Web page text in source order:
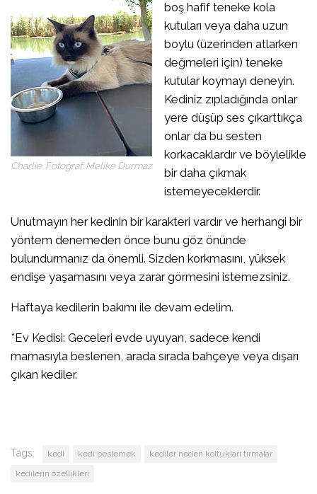
Charlie. Fotoğraf: Melike Durmaz
boş hafif teneke kola
kutuları veya daha uzun
boylu (üzerinden atlarken
değmeleri için) teneke
kutular koymayı deneyin.
Kediniz zıpladığında onlar
yere düşüp ses çıkarttıkça
onlar da bu sesten
korkacaklardır ve böylelikle
bir daha çıkmak
istemeyeceklerdir.
Unutmayın her kedinin bir karakteri vardır ve herhangi bir
yöntem denemeden önce bunu göz önünde
bulundurmanız da önemli. Sizden korkmasını, yüksek
endişe yaşamasını veya zarar görmesini istemezsiniz.
Haftaya kedilerin bakımı ile devam edelim.
*Ev Kedisi: Geceleri evde uyuyan, sadece kendi
mamasıyla beslenen, arada sırada bahçeye veya dışarı
çıkan kediler.
Tags: kedi kedi beslemek
kediler neden koltukları tırmalar
kedilerin özellikleri